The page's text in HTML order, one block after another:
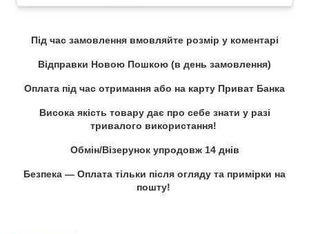
Під час замовлення вмовляйте розмір у коментарі
Відправки Новою Пошкою (в день замовлення)
Оплата під час отримання або на карту Приват Банка
Висока якість товару дає про себе знати у разі
тривалого використання!
Обмін/Візерунок упродовж 14 днів
Безпека — Оплата тільки після огляду та примірки на
пошту!